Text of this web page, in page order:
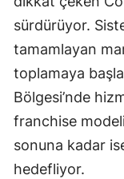
sürdürüyor.
tamamlayan
toplamaya
Bölgesi’nde
franchise
sonuna kadar
hedefliyor.